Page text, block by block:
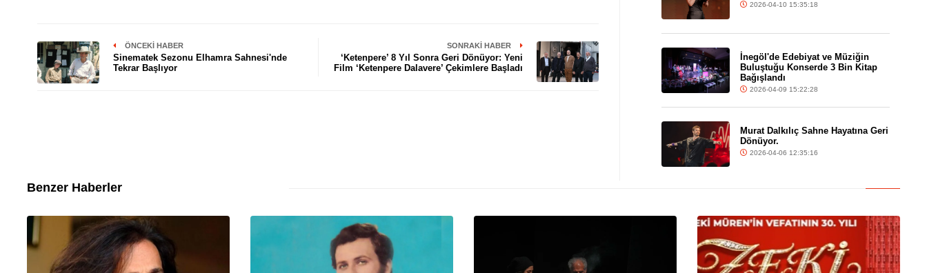
ÖNCEKI HABER
Sinematek Sezonu Elhamra Sahnesi'nde
Tekrar Başlıyor
SONRAKI HABER
‘Ketenpere’ 8 Yıl Sonra Geri Dönüyor: Yeni
Film ‘Ketenpere Dalavere’ Çekimlere Başladı
2026-04-10 15:35:18
İnegöl'de Edebiyat ve Müziğin
Buluştuğu Konserde 3 Bin Kitap
Bağışlandı
2026-04-09 15:22:28
Murat Dalkılıç Sahne Hayatına Geri
Dönüyor.
2026-04-06 12:35:16
Benzer Haberler